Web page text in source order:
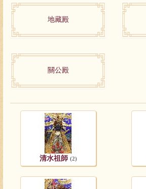
地藏殿
關公殿
清水祖師 (2)